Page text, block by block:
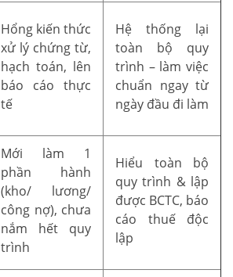
Hổng kiến thức
xử lý chứng từ,
hạch toán, lên
báo cáo thực
tế
Hệ thống lại
toàn bộ quy
trình – làm việc
chuẩn ngay từ
ngày đầu đi làm
Mới làm 1
phần hành
(kho/ lương/
công nợ), chưa
nắm hết quy
trình
Hiểu toàn bộ
quy trình & lập
được BCTC, báo
cáo thuế độc
lập